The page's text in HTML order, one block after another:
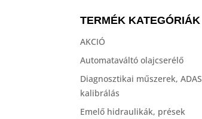
TERMÉK KATEGÓRIÁK
AKCIÓ
Automataváltó olajcserélő
Diagnosztikai műszerek, ADAS
kalibrálás
Emelő hidraulikák, prések